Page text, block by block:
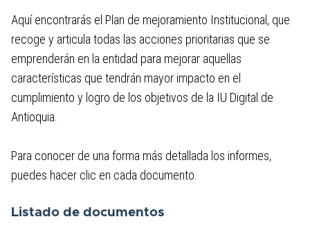
información específica
10. Información tributaria en
entidades territoriales locales
Aquí encontrarás el Plan de mejoramiento Institucional, que
recoge y articula todas las acciones prioritarias que se
emprenderán en la entidad para mejorar aquellas
características que tendrán mayor impacto en el
cumplimiento y logro de los objetivos de la IU Digital de
Antioquia.
Para conocer de una forma más detallada los informes,
puedes hacer clic en cada documento.
Listado de documentos